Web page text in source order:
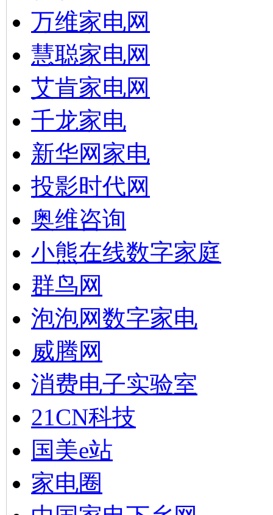
万维家电网
慧聪家电网
艾肯家电网
千龙家电
新华网家电
投影时代网
奥维咨询
小熊在线数字家庭
群鸟网
泡泡网数字家电
威腾网
消费电子实验室
21CN科技
国美e站
家电圈